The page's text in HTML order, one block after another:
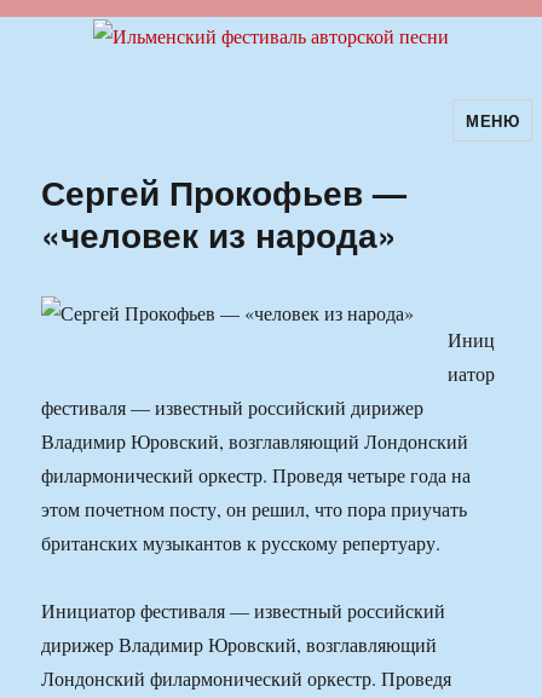
Ильменский фестиваль авторскойМЕНЮ
Сергей Прокофьев —
«человек из народа»
Иниц
иатор
фестиваля — известный российский дирижер
Владимир Юровский, возглавляющий Лондонский
филармонический оркестр. Проведя четыре года на
этом почетном посту, он решил, что пора приучать
британских музыкантов к русскому репертуару.
Инициатор фестиваля — известный российский
дирижер Владимир Юровский, возглавляющий
Лондонский филармонический оркестр. Проведя